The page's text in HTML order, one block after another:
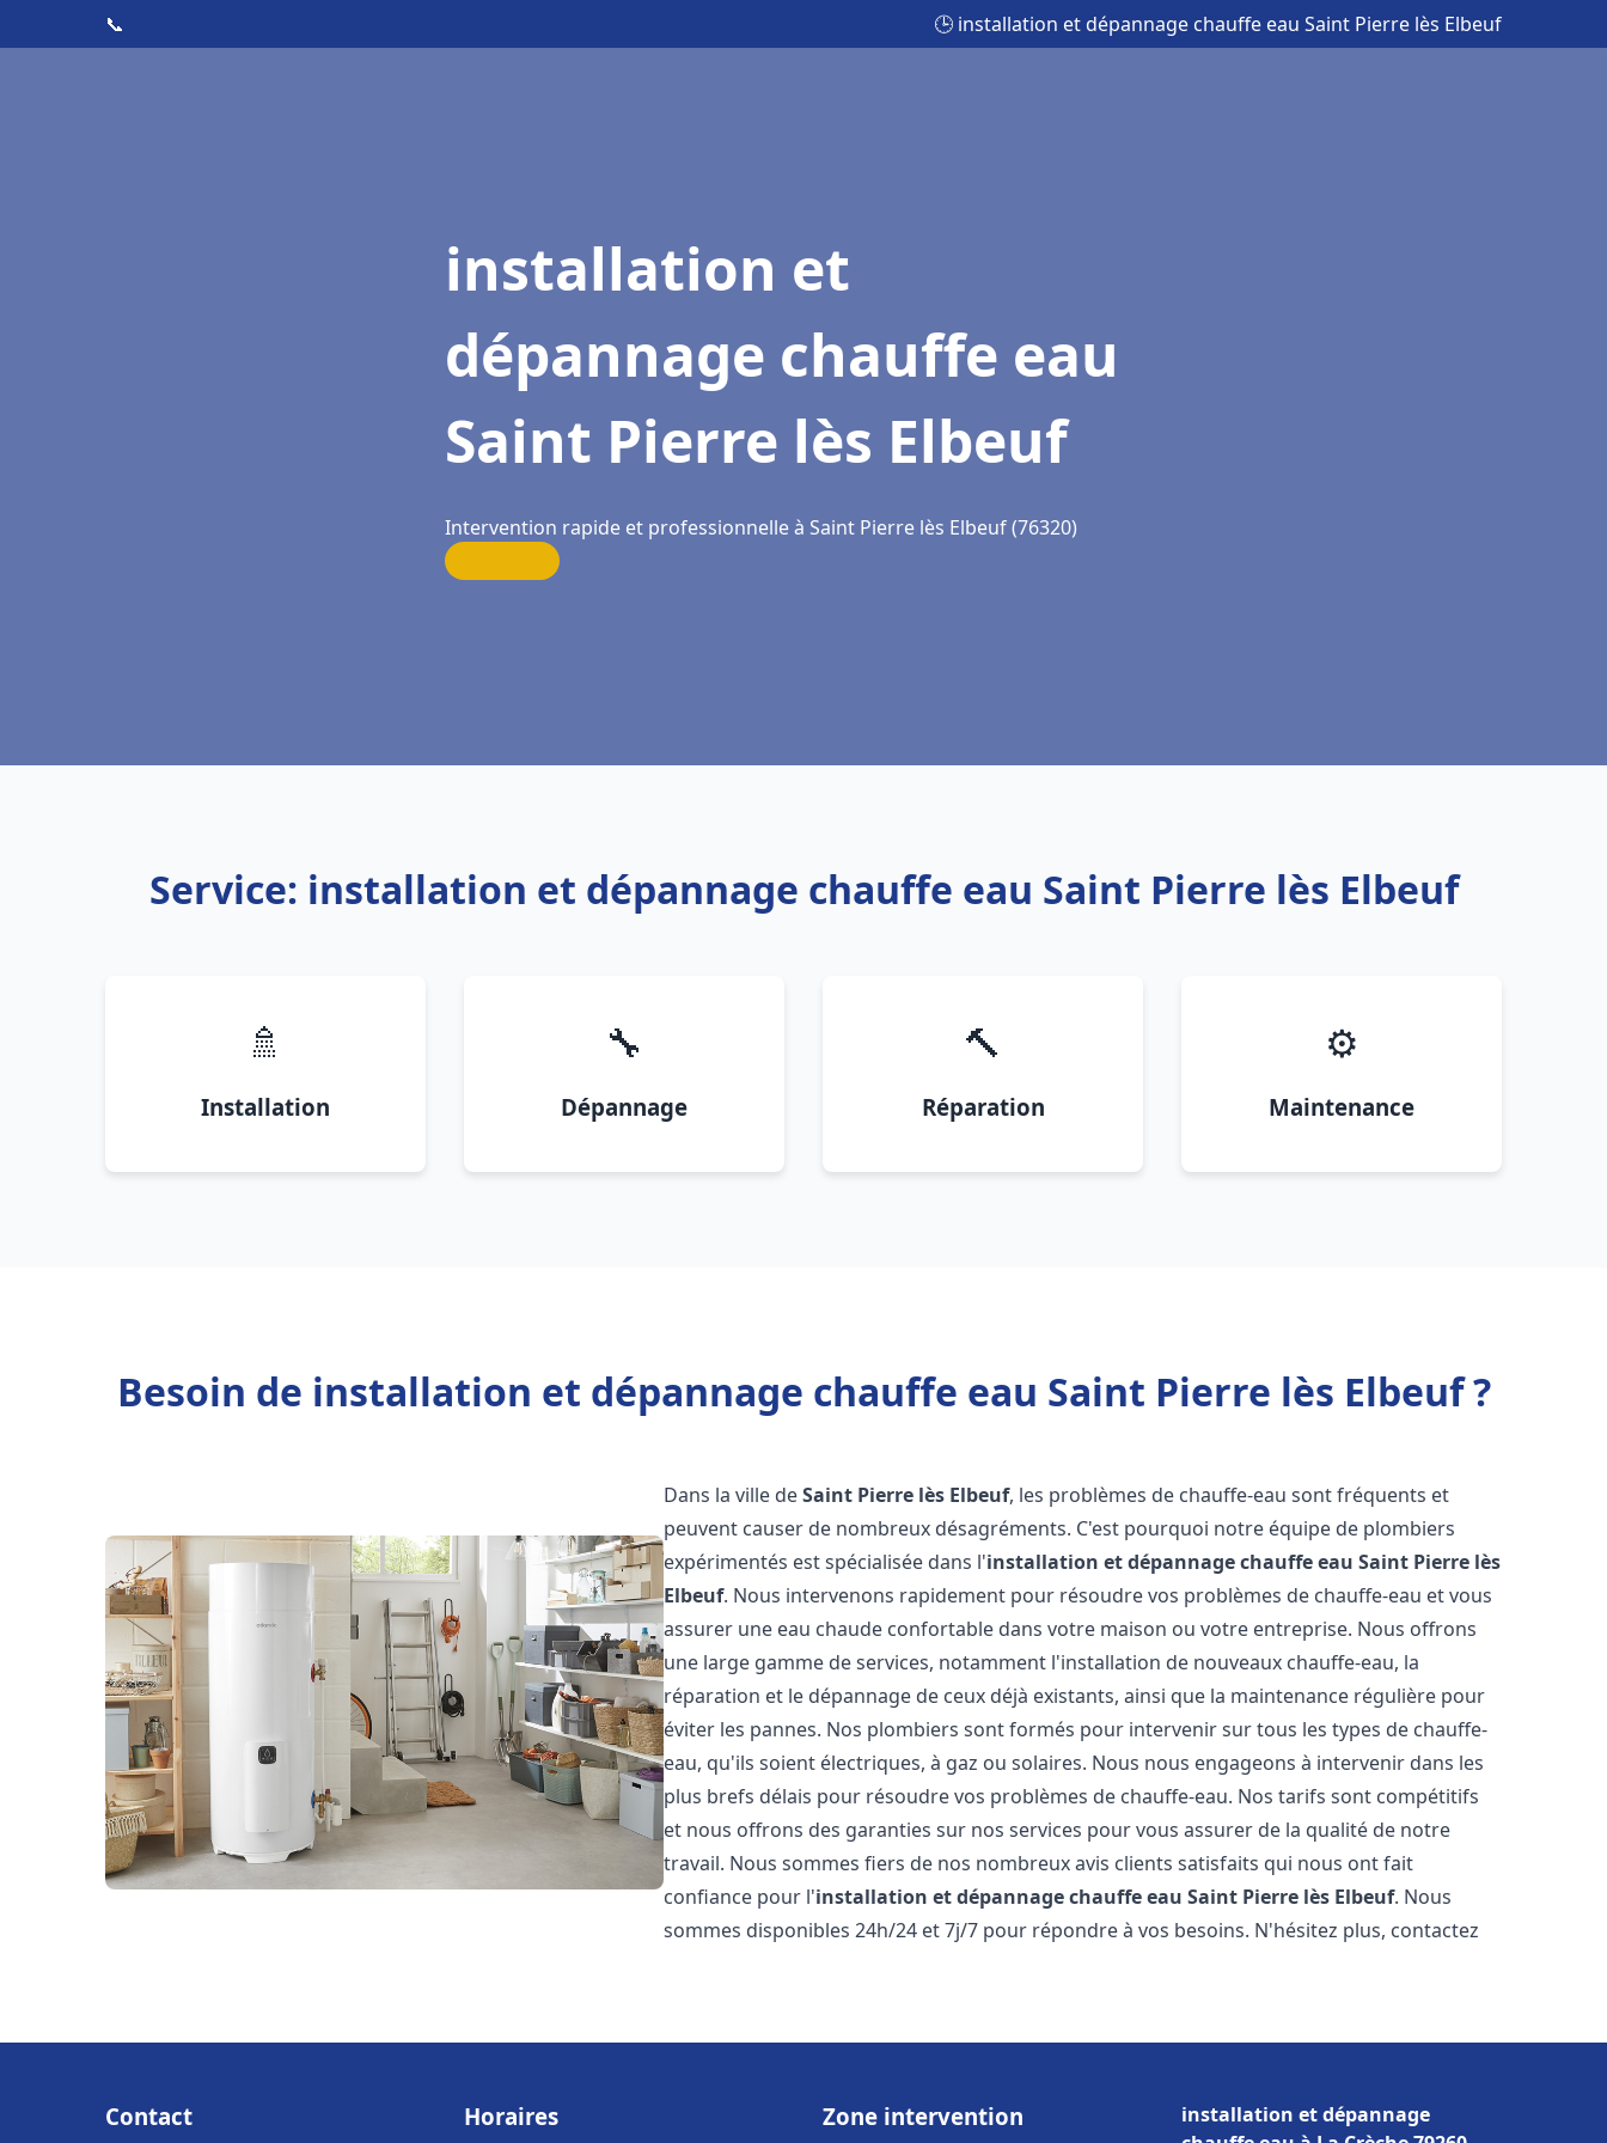
📞 🕒 installation et dépannage chauffe eau Saint Pierre lès Elbeuf
installation et
dépannage chauffe eau
Saint Pierre lès Elbeuf
Intervention rapide et professionnelle à Saint Pierre lès Elbeuf (76320)
Service: installation et dépannage chauffe eau Saint Pierre lès Elbeuf
🚿
Installation
🔧
Dépannage
🔨
Réparation
⚙️
Maintenance
Besoin de installation et dépannage chauffe eau Saint Pierre lès Elbeuf ?
Dans la ville deSaint Pierre lès Elbeuf, les problèmes de chauffe-eau sont fréquents et
peuvent causer de nombreux désagréments. C'est pourquoi notre équipe de plombiers
expérimentés est spécialisée dans l'installation et dépannage chauffe eau Saint Pierre lès
Elbeuf. Nous intervenons rapidement pour résoudre vos problèmes de chauffe-eau et vous
assurer une eau chaude confortable dans votre maison ou votre entreprise. Nous offrons
une large gamme de services, notamment l'installation de nouveaux chauffe-eau, la
réparation et le dépannage de ceux déjà existants, ainsi que la maintenance régulière pour
éviter les pannes. Nos plombiers sont formés pour intervenir sur tous les types de chauffe-
eau, qu'ils soient électriques, à gaz ou solaires. Nous nous engageons à intervenir dans les
plus brefs délais pour résoudre vos problèmes de chauffe-eau. Nos tarifs sont compétitifs
et nous offrons des garanties sur nos services pour vous assurer de la qualité de notre
travail. Nous sommes fiers de nos nombreux avis clients satisfaits qui nous ont fait
confiance pour l'installation et dépannage chauffe eau Saint Pierre lès Elbeuf. Nous
sommes disponibles 24h/24 et 7j/7 pour répondre à vos besoins. N'hésitez plus, contactez
Contact Horaires Zone intervention
installation et dépannage